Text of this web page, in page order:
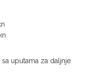
uputama za daljnje